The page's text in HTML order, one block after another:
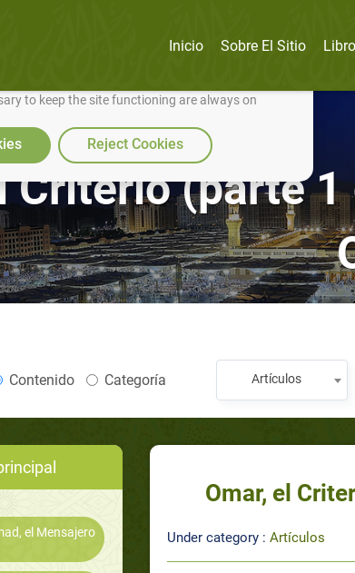
well for you and so we can continually improve it.
to keep the site functioning are always on
Reject Cookies
Inicio Sobre El Sitio
Criterio (parte
Contenido Categoría Artículos
el Mensajero
Omar, el
Under category : Artículos